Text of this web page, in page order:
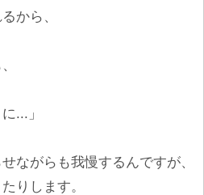
から、
...」
ながらも我慢するんですが、
りします。